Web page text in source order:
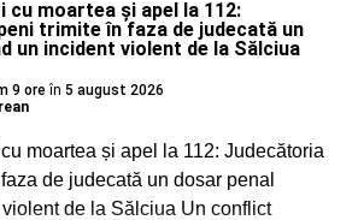
cu moartea și apel la 112:
trimite în faza de judecată un
un incident violent de la Sălciua
9 ore în 5 august 2026
moartea și apel la 112: Judecătoria
de judecată un dosar penal
de la Sălciua Un conflict